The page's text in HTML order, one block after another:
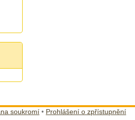
soukromí • Prohlášení o zpřístupnění